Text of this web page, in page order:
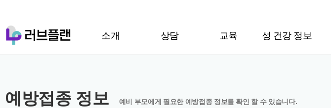
소개 상담 교육 성 건강 정보
예방접종 정보 예비 부모에게 필요한 예방접종 정보를 확인 할 수 있습니다.